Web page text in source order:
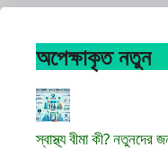
অপেক্ষাকৃত নতুন
স্বাস্থ্য বীমা কী?